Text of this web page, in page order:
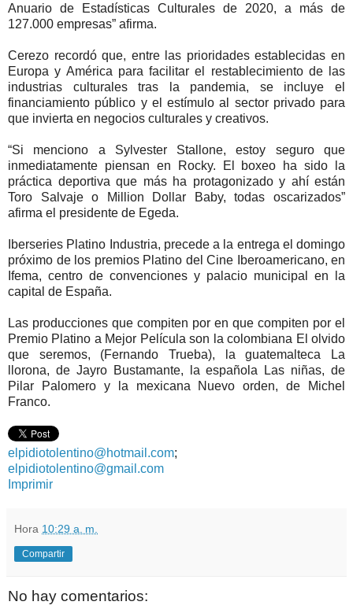
Anuario de Estadísticas Culturales de 2020, a más de
127.000 empresas” afirma.
Cerezo recordó que, entre las prioridades establecidas en
Europa y América para facilitar el restablecimiento de las
industrias culturales tras la pandemia, se incluye el
financiamiento público y el estímulo al sector privado para
que invierta en negocios culturales y creativos.
“Si menciono a Sylvester Stallone, estoy seguro que
inmediatamente piensan en Rocky. El boxeo ha sido la
práctica deportiva que más ha protagonizado y ahí están
Toro Salvaje o Million Dollar Baby, todas oscarizados”
afirma el presidente de Egeda.
Iberseries Platino Industria, precede a la entrega el domingo
próximo de los premios Platino del Cine Iberoamericano, en
Ifema, centro de convenciones y palacio municipal en la
capital de España.
Las producciones que compiten por en que compiten por el
Premio Platino a Mejor Película son la colombiana El olvido
que seremos, (Fernando Trueba), la guatemalteca La
llorona, de Jayro Bustamante, la española Las niñas, de
Pilar Palomero y la mexicana Nuevo orden, de Michel
Franco.
elpidiotolentino@hotmail.com;
elpidiotolentino@gmail.com
Imprimir
Hora 10:29 a. m.
Compartir
No hay comentarios: